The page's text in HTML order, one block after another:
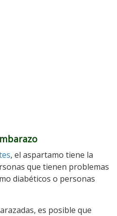
, el aspartamo tiene la
que tienen problemas
diabéticos o personas
es posible que